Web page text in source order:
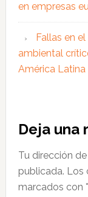
en empresas
Fallas en
ambiental
América Latina
con
los
lectores
Deja una
Tu dirección
publicada. Los
marcados con *